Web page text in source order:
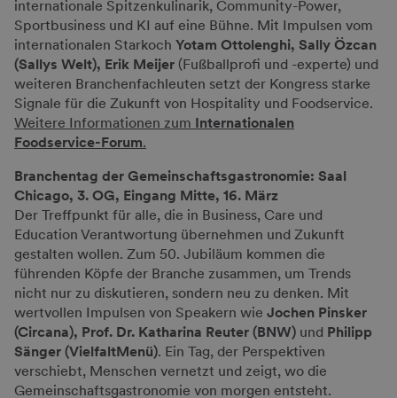
internationale Spitzenkulinarik, Community-Power,
Sportbusiness und KI auf eine Bühne. Mit Impulsen vom
internationalen Starkoch Yotam Ottolenghi, Sally Özcan
(Sallys Welt), Erik Meijer (Fußballprofi und -experte) und
weiteren Branchenfachleuten setzt der Kongress starke
Signale für die Zukunft von Hospitality und Foodservice.
Weitere Informationen zum Internationalen
Foodservice-Forum.
Branchentag der Gemeinschaftsgastronomie: Saal
Chicago, 3. OG, Eingang Mitte, 16. März
Der Treffpunkt für alle, die in Business, Care und
Education Verantwortung übernehmen und Zukunft
gestalten wollen. Zum 50. Jubiläum kommen die
führenden Köpfe der Branche zusammen, um Trends
nicht nur zu diskutieren, sondern neu zu denken. Mit
wertvollen Impulsen von Speakern wie Jochen Pinsker
(Circana), Prof. Dr. Katharina Reuter (BNW) und Philipp
Sänger (VielfaltMenü). Ein Tag, der Perspektiven
verschiebt, Menschen vernetzt und zeigt, wo die
Gemeinschaftsgastronomie von morgen entsteht.